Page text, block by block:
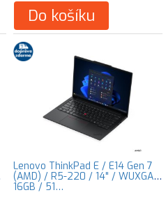
Do košíku
Lenovo ThinkPad E / E14 Gen 7
(AMD) / R5-220 / 14" / WUXGA /
16GB / 51…